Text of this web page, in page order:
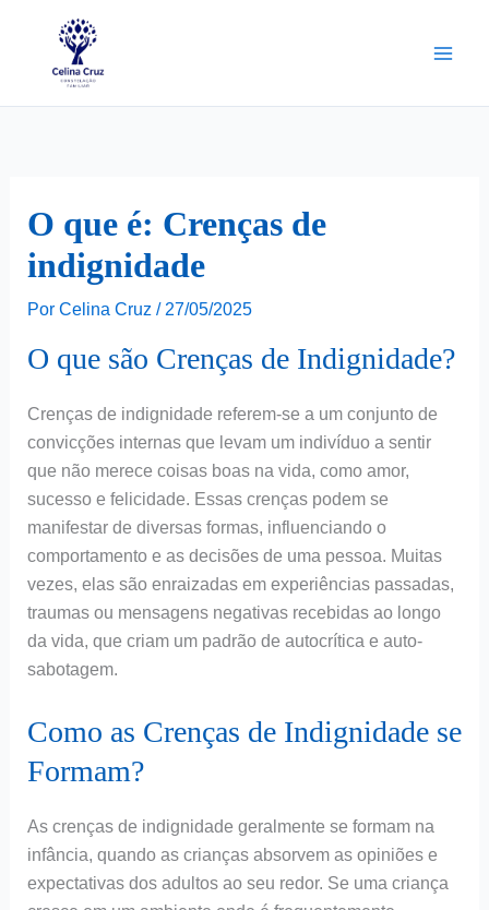
O que é: Crenças de
indignidade
Por Celina Cruz / 27/05/2025
O que são Crenças de Indignidade?
Crenças de indignidade referem-se a um conjunto de
convicções internas que levam um indivíduo a sentir
que não merece coisas boas na vida, como amor,
sucesso e felicidade. Essas crenças podem se
manifestar de diversas formas, influenciando o
comportamento e as decisões de uma pessoa. Muitas
vezes, elas são enraizadas em experiências passadas,
traumas ou mensagens negativas recebidas ao longo
da vida, que criam um padrão de autocrítica e auto-
sabotagem.
Como as Crenças de Indignidade se
Formam?
As crenças de indignidade geralmente se formam na
infância, quando as crianças absorvem as opiniões e
expectativas dos adultos ao seu redor. Se uma criança